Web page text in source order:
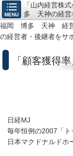
福岡 博多 天神 経営
の経営者・後継者をサ
MENU
「山内
多 天神の経営
タント、小売・
ら「仕組作り
「顧客獲得
日経MJ
毎年恒例の2007「ト
日本マクドナルドホ